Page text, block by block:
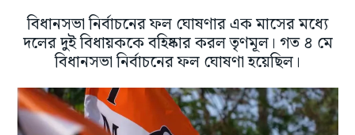
বিধানসভা নির্বাচনের ফল ঘোষণার এক মাসের মধ্যে
দলের দুই বিধায়ককে বহিষ্কার করল তৃণমূল। গত ৪ মে
বিধানসভা নির্বাচনের ফল ঘোষণা হয়েছিল।